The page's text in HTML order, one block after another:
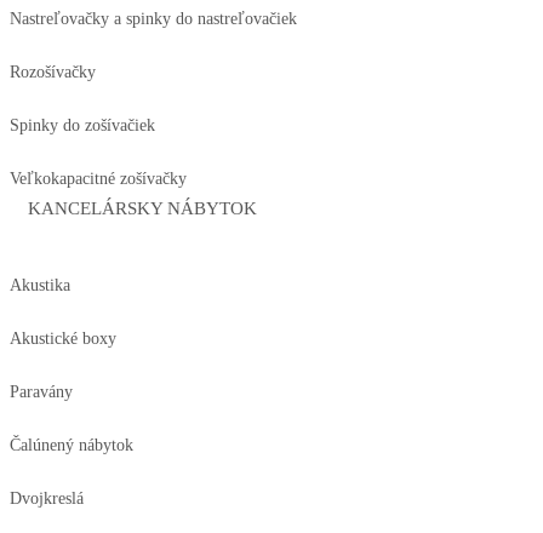
Nastreľovačky a spinky do nastreľovačiek
Rozošívačky
Spinky do zošívačiek
Veľkokapacitné zošívačky
KANCELÁRSKY NÁBYTOK
Akustika
Akustické boxy
Paravány
Čalúnený nábytok
Dvojkreslá